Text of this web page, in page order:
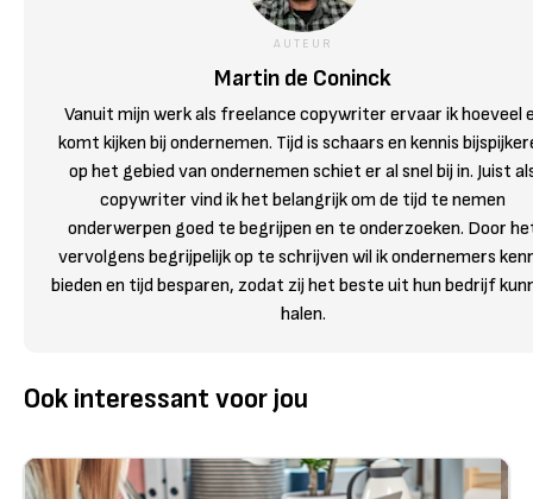
AUTEUR
Martin de Coninck
Vanuit mijn werk als freelance copywriter ervaar ik hoeveel
komt kijken bij ondernemen. Tijd is schaars en kennis
op het gebied van ondernemen schiet er al snel bij in. Juist
copywriter vind ik het belangrijk om de tijd te nemen
onderwerpen goed te begrijpen en te onderzoeken. Door
vervolgens begrijpelijk op te schrijven wil ik ondernemers
bieden en tijd besparen, zodat zij het beste uit hun bedrijf
halen.
Ook interessant voor jou